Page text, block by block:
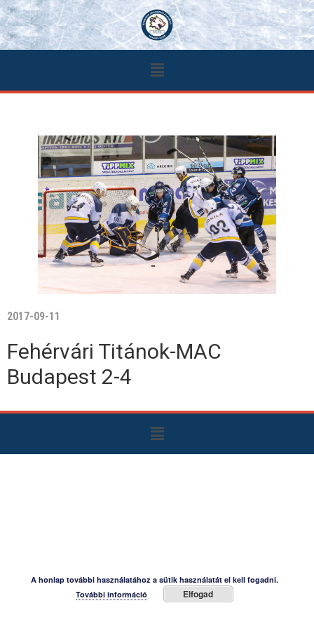
2017-09-11
Fehérvári Titánok-MAC
Budapest 2-4
A honlap további használatához a sütik használatát el kell fogadni.
További információ
Elfogad